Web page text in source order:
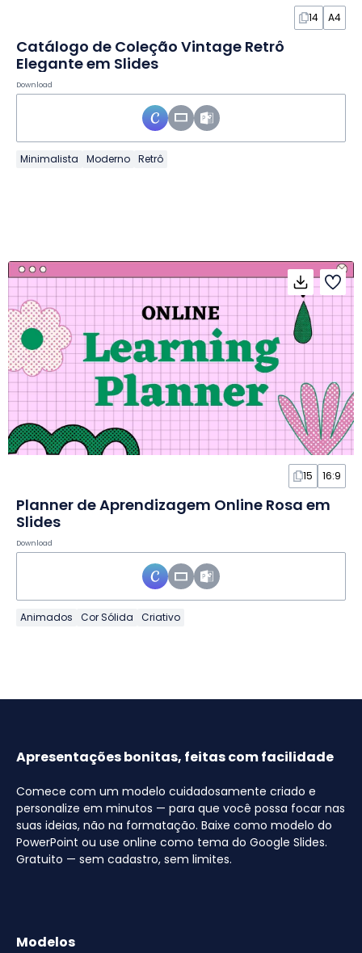
14 A4
Catálogo de Coleção Vintage Retrô
Elegante em Slides
Download
Minimalista Moderno Retrô
15 16:9
Planner de Aprendizagem Online Rosa em
Slides
Download
Animados Cor Sólida Criativo
Apresentações bonitas, feitas com facilidade
Comece com um modelo cuidadosamente criado e
personalize em minutos — para que você possa focar nas
suas ideias, não na formatação. Baixe como modelo do
PowerPoint ou use online como tema do Google Slides.
Gratuito — sem cadastro, sem limites.
Modelos